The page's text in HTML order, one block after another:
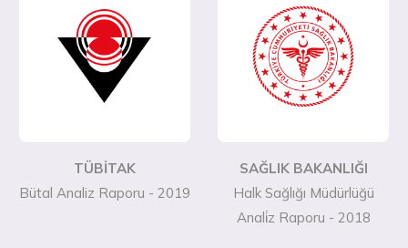
TÜBİTAK
Bütal Analiz Raporu - 2019
SAĞLIK BAKANLIĞI
Halk Sağlığı Müdürlüğü
Anali̇z Raporu - 2018